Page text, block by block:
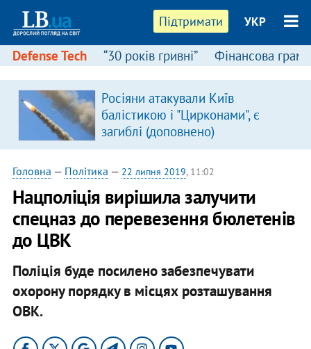
Підтримати УКР
Defense Tech “30 років гривні” Фінансова
Росіяни атакували Київ
балістикою і "Цирконами", є
загиблі (доповнено)
Головна — Політика — 22 липня 2019, 11:02
Нацполіція вирішила залучити
спецназ до перевезення бюлетенів
до ЦВК
Поліція буде посилено забезпечувати
охорону порядку в місцях розташування
ОВК.